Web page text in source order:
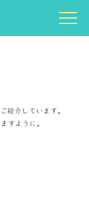
ご紹介して いま す。
ま すよ う に。